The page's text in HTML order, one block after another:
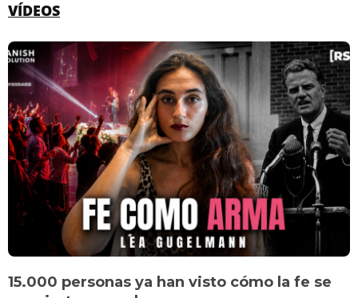
VÍDEOS
15.000 personas ya han visto cómo la fe se